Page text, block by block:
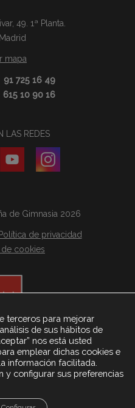
49. 1ª Planta.
mapa
91 725 16 49
615 10 90 16
LAS REDES
de Gimnasia 2026
Política de privacidad
de cookies
terceros para mejorar
de sus hábitos de
nos está usted
emplear dichas cookies e
información facilitada.
y configurar sus preferencias